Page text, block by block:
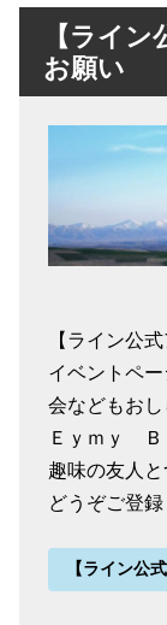
【ライ
お願い
【ライン公
イベントペ
会などもおし
Ｅｙｍｙ Ｂ
趣味の友人と
どうぞご登録
【ライン公